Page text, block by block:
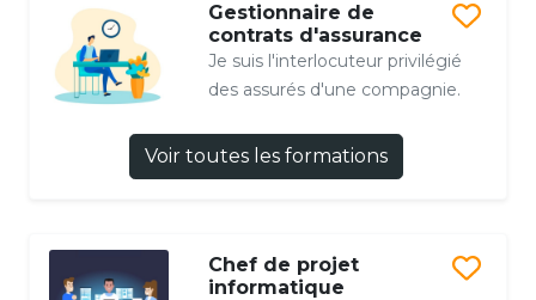
Gestionnaire de
contrats d'assurance
Je suis l'interlocuteur privilégié
des assurés d'une compagnie.
Voir toutes les formations
Chef de projet
informatique